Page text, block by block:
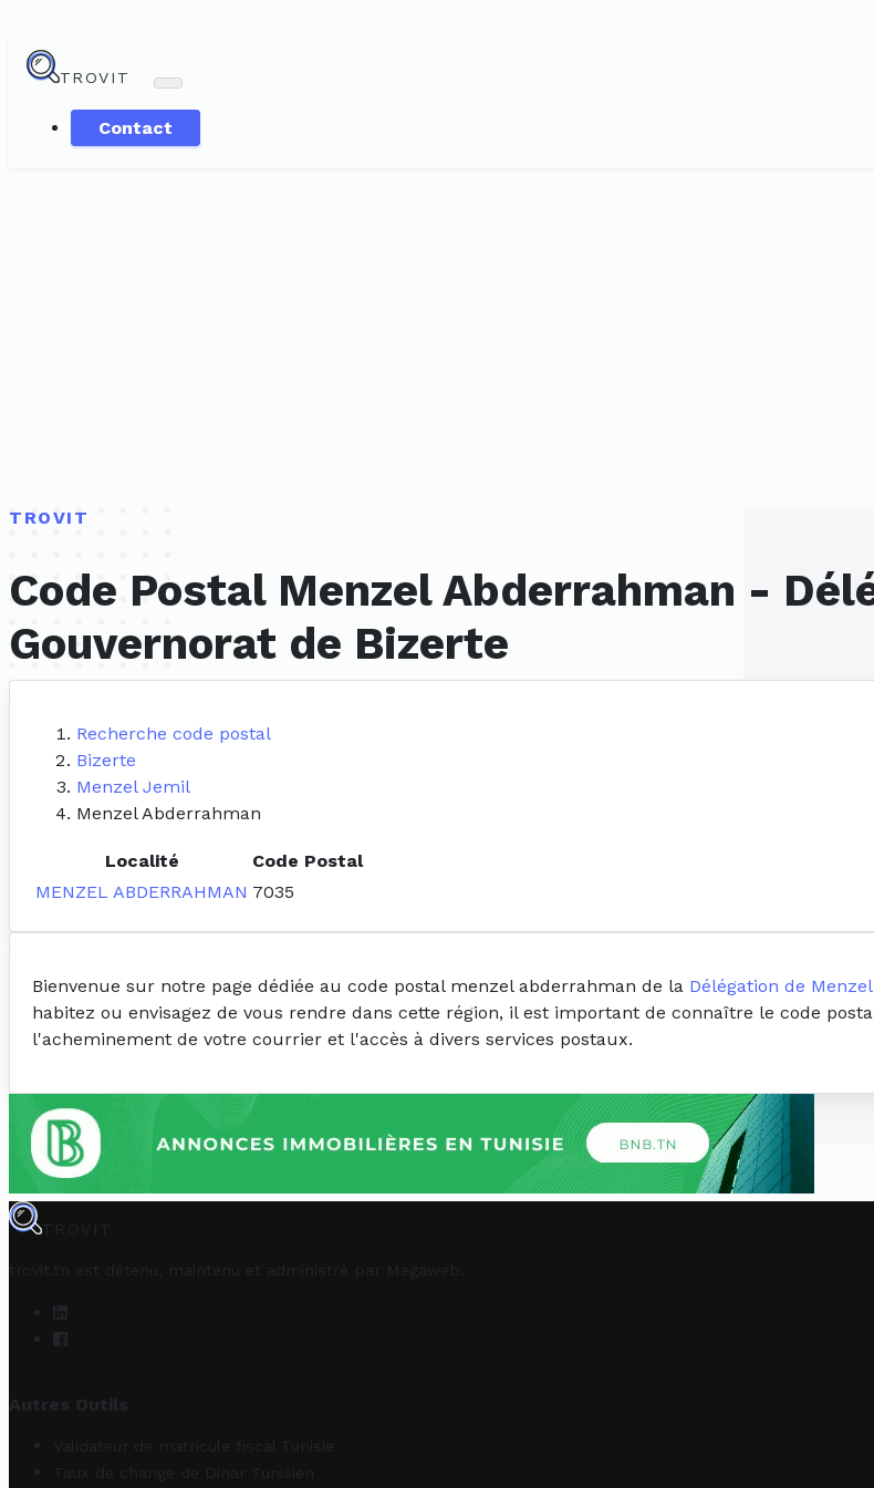
TROVIT
Contact
TROVIT
Code Postal Menzel Abderrahman -
Gouvernorat de Bizerte
Recherche code postal
Bizerte
Menzel Jemil
Menzel Abderrahman
Localité
Code Postal
MENZEL ABDERRAHMAN 7035
Bienvenue sur notre page dédiée au code postal menzel abderrahman de la Délégation de
habitez ou envisagez de vous rendre dans cette région, il est important de connaître le code
l'acheminement de votre courrier et l'accès à divers services postaux.
TROVIT
trovit.tn est détenu, maintenu et administré par Megaweb
Autres Outils
Validateur de matricule fiscal Tunisie
Taux de change de Dinar Tunisien